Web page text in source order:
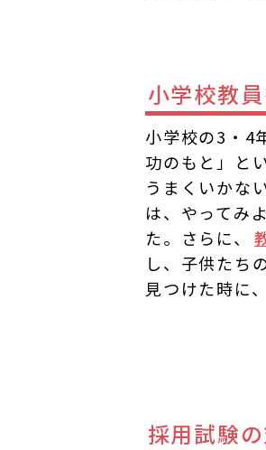
小学校教
小学校の3・4
功のもと」と
うまくいかな
は、やってみ
た。さらに、
し、子供たち
見つけた時に
採用試験